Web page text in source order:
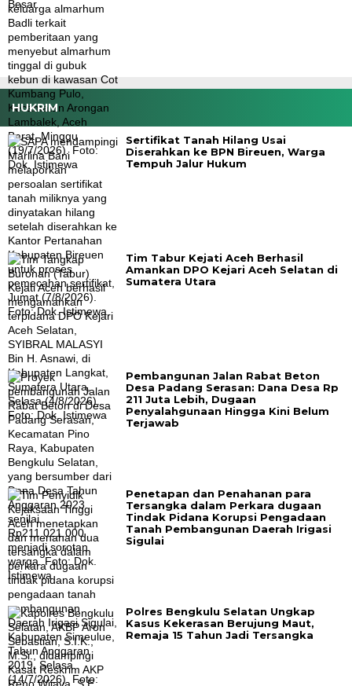
HUKRIM
Sertifikat Tanah Hilang Usai
Diserahkan ke BPN Bireuen, Warga
Tempuh Jalur Hukum
Tim Tabur Kejati Aceh Berhasil
Amankan DPO Kejari Aceh Selatan di
Sumatera Utara
Pembangunan Jalan Rabat Beton
Desa Padang Serasan: Dana Desa Rp
211 Juta Lebih, Dugaan
Penyalahgunaan Hingga Kini Belum
Terjawab
Penetapan dan Penahanan para
Tersangka dalam Perkara dugaan
Tindak Pidana Korupsi Pengadaan
Tanah Pembangunan Daerah Irigasi
Sigulai
Polres Bengkulu Selatan Ungkap
Kasus Kekerasan Berujung Maut,
Remaja 15 Tahun Jadi Tersangka